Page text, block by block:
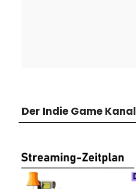
Der Indie Game Kanal